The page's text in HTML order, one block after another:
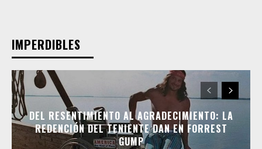
IMPERDIBLES
DEL RESENTIMIENTO AL AGRADECIMIENTO: LA
REDENCIÓN DEL TENIENTE DAN EN FORREST
GUMP